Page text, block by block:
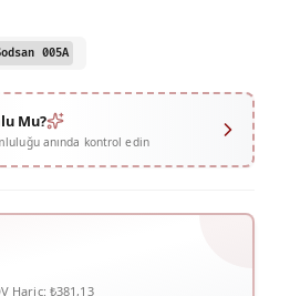
005A
Mu?
anında kontrol edin
Hariç: ₺381,13